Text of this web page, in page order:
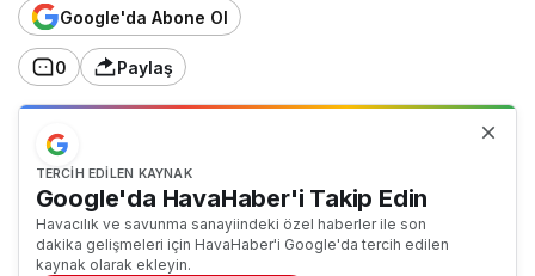
Google'da Abone Ol
0 Paylaş
TERCIH EDILEN KAYNAK
Google'da HavaHaber'i Takip Edin
Havacılık ve savunma sanayiindeki özel haberler ile son
dakika gelişmeleri için HavaHaber'i Google'da tercih edilen
kaynak olarak ekleyin.